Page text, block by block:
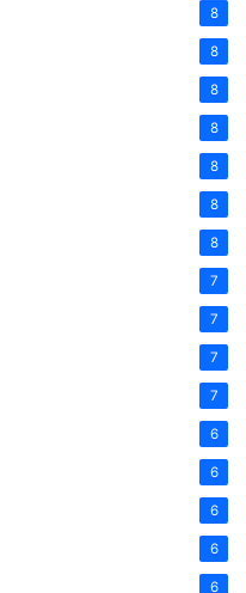
8
8
8
8
8
8
8
7
7
7
7
6
6
6
6
6